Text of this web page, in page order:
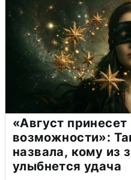
«Август
возможности»:
назвала, кому из
улыбнется удача